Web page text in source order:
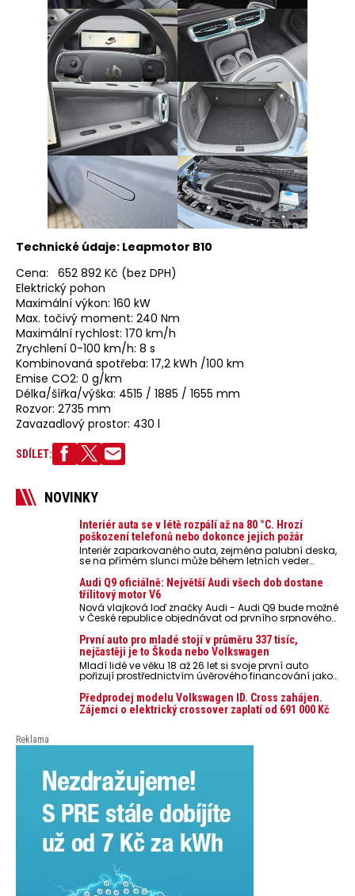
Technické údaje: Leapmotor B10
Cena: 652 892 Kč (bez DPH)
Elektrický pohon
Maximální výkon: 160 kW
Max. točivý moment: 240 Nm
Maximální rychlost: 170 km/h
Zrychlení 0-100 km/h: 8 s
Kombinovaná spotřeba: 17,2 kWh /100 km
Emise CO2: 0 g/km
Délka/šířka/výška: 4515 / 1885 / 1655 mm
Rozvor: 2735 mm
Zavazadlový prostor: 430 l
SDÍLET:
NOVINKY
Interiér auta se v létě rozpálí až na 80 °C. Hrozí
poškození telefonů nebo dokonce jejich požár
Interiér zaparkovaného auta, zejména palubní deska,
se na přímém slunci může během letních veder
nebezpečí pro odložené mobilní telefony, powerbanky
nebo notebooky. Můžou urychlit stárnutí baterií,
poškodit elektroniku a ve výjimečných případech i
zvýšit riziko požáru.
Audi Q9 oficiálně: Největší Audi všech dob dostane
třílitový motor V6
Nová vlajková loď značky Audi - Audi Q9 bude možné
v České republice objednávat od prvního srpnového
První auto pro mladé stojí v průměru 337 tisíc,
nejčastěji je to Škoda nebo Volkswagen
Mladí lidé ve věku 18 až 26 let si svoje první auto
pořizují prostřednictvím úvěrového financování jako
auto. Průměrná pořizovací cena vozu dosahuje 337
tisíc korun a průměrná financovaná částka
přesahuje 251 tisíc korun. Vyplývá to z dat Leasingu
Předprodej modelu Volkswagen ID. Cross zahájen.
Zájemci o elektrický crossover zaplatí od 691 000 Kč
Reklama